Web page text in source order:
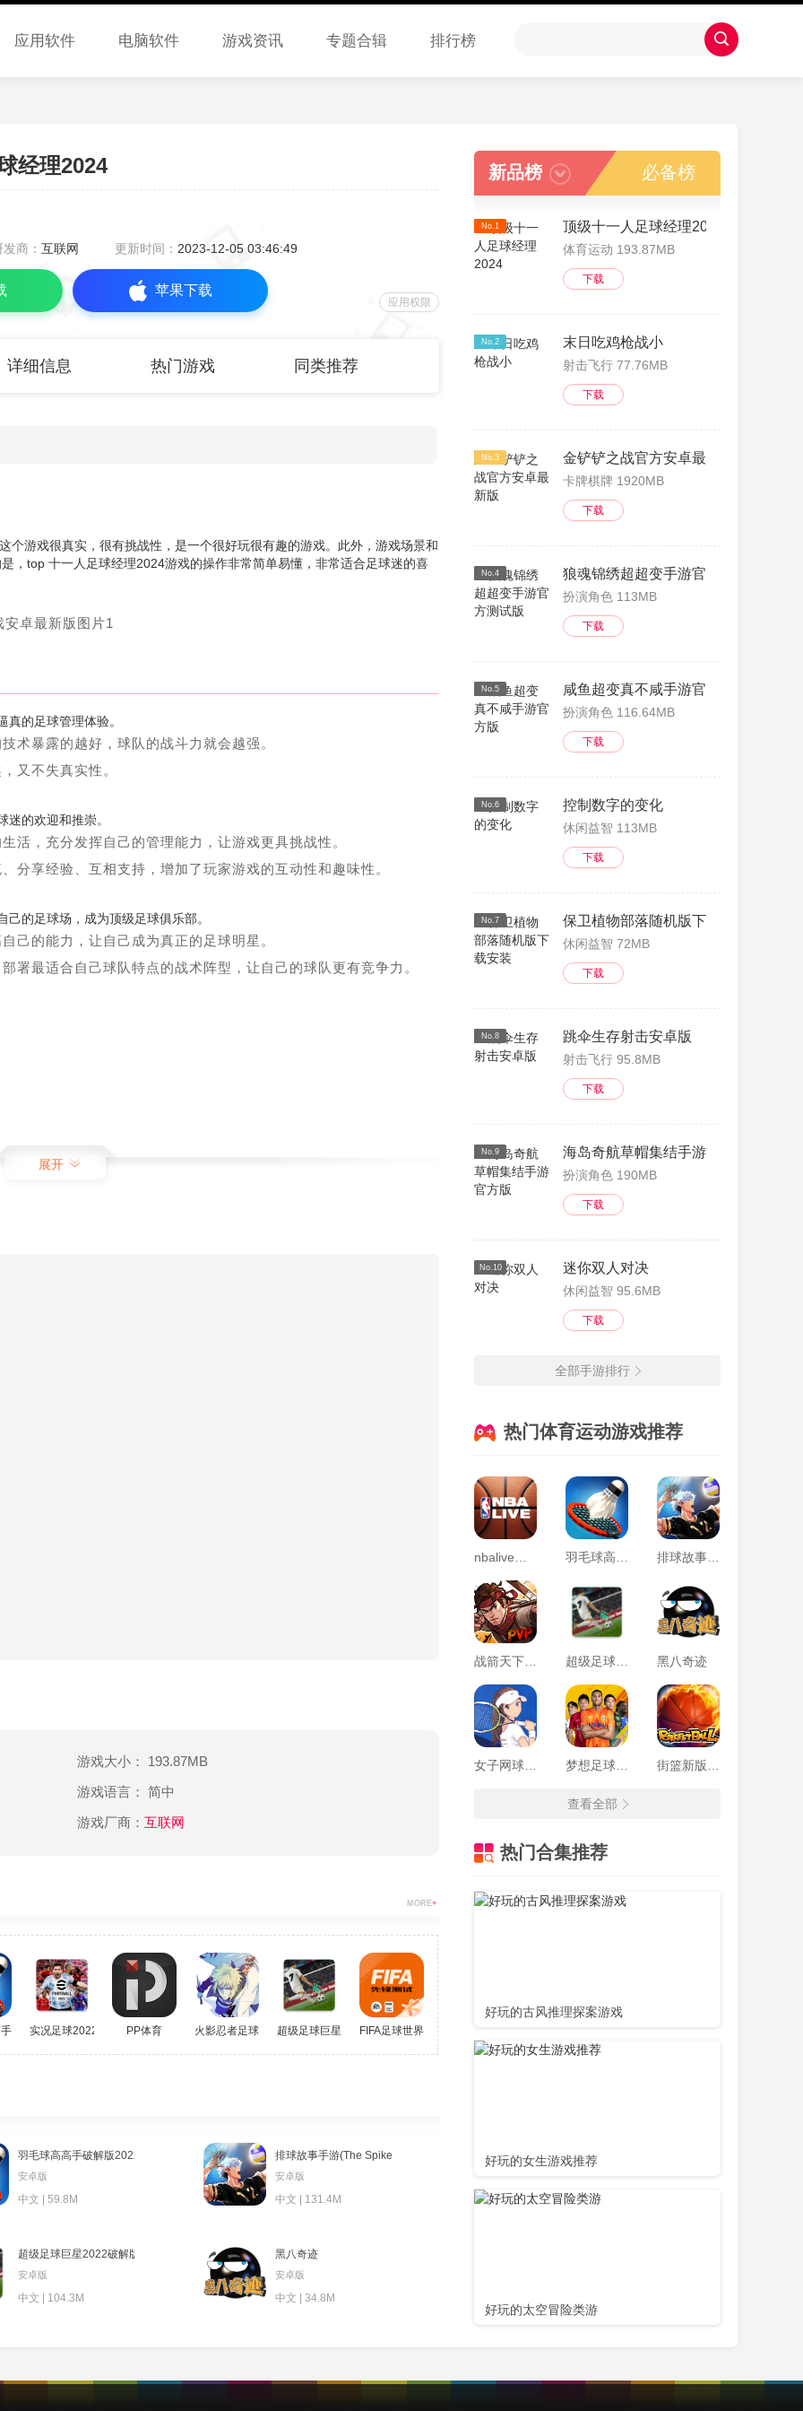
应用软件 电脑软件 游戏资讯 专题合辑 排行榜
经理2024
商： 互联网 更新时间： 2023-12-05 03:46:49
苹果下载
应用权限
详细信息 热门游戏 同类推荐
个游戏很真实，很有挑战性，是一个很好玩很有趣的游戏。此外，游戏场景和
，top 十一人足球经理2024游戏的操作非常简单易懂，非常适合足球迷的喜
的足球管理体验。
术暴露的越好，球队的战斗力就会越强。
又不失真实性。
的欢迎和推崇。
活，充分发挥自己的管理能力，让游戏更具挑战性。
分享经验、互相支持，增加了玩家游戏的互动性和趣味性。
的足球场，成为顶级足球俱乐部。
己的能力，让自己成为真正的足球明星。
署最适合自己球队特点的战术阵型，让自己的球队更有竞争力。
展开
游戏大小： 193.87MB
游戏语言： 简中
游戏厂商： 互联网
MORE+
破解版2022
实况足球2022手机版国际服
PP体育 火影忍者足球手游超级足球巨星2022破解版(Soccer Star)
FIFA足球世界体验服最新版本
羽毛球高高手破解版2022
安卓版
中文 | 59.8M
排球故事手游(The Spike Volleyball battle)
安卓版
中文 | 131.4M
超级足球巨星2022破解版(Soccer Star)
安卓版
中文 | 104.3M
黑八奇迹
安卓版
中文 | 34.8M
新品榜 必备榜
No.1 顶级十一人足球经理2024
体育运动 193.87MB
下载
No.2 末日吃鸡枪战小
射击飞行 77.76MB
下载
No.3 金铲铲之战官方安卓最新版
卡牌棋牌 1920MB
下载
No.4 狼魂锦绣超超变手游官方测试版
扮演角色 113MB
下载
No.5 咸鱼超变真不咸手游官方版
扮演角色 116.64MB
下载
No.6 控制数字的变化
休闲益智 113MB
下载
No.7 保卫植物部落随机版下载安装
休闲益智 72MB
下载
No.8 跳伞生存射击安卓版
射击飞行 95.8MB
下载
No.9 海岛奇航草帽集结手游官方版
扮演角色 190MB
下载
No.10 迷你双人对决
休闲益智 95.6MB
下载
全部手游排行
热门体育运动游戏推荐
黑八奇迹
查看全部
热门合集推荐
好玩的古风推理探案游戏
好玩的女生游戏推荐
好玩的太空冒险类游